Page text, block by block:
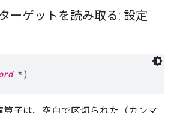
ーゲットを読み取る: 設定